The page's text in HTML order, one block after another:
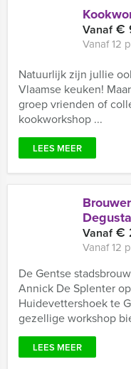
Vanaf€
Vanaf 12
Natuurlijk zijn jullie
Vlaamse keuken!
groep vrienden of
kookworkshop ...
LEES MEER
Vanaf€
Vanaf 12
De Gentse
Annick De Splenter
Huidevettershoek te
gezellige workshop
LEES MEER